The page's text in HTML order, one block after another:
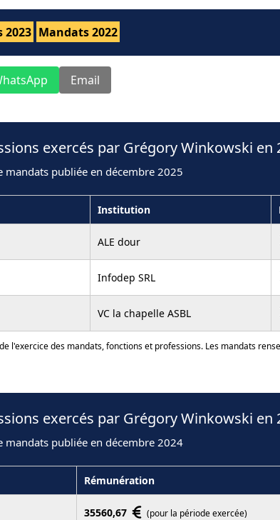
2023 Mandats 2022
Email
exercés par Grégory Winkowski en
mandats publiée en décembre 2025
Institution
ALE dour
Infodep SRL
VC la chapelle ASBL
l'exercice des mandats, fonctions et professions. Les mandats
exercés par Grégory Winkowski en
mandats publiée en décembre 2024
Rémunération
35560,67 (pour la période exercée)